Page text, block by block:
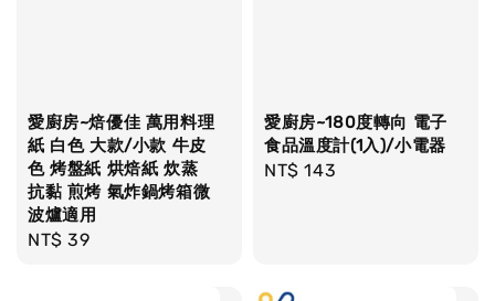
愛廚房~焙優佳 萬用料理
紙 白色 大款/小款 牛皮
色 烤盤紙 烘焙紙 炊蒸
抗黏 煎烤 氣炸鍋烤箱微
波爐適用
Regular
NT$ 39
愛廚房~180度轉向 電子
食品溫度計(1入)/小電器
Regular
NT$ 143